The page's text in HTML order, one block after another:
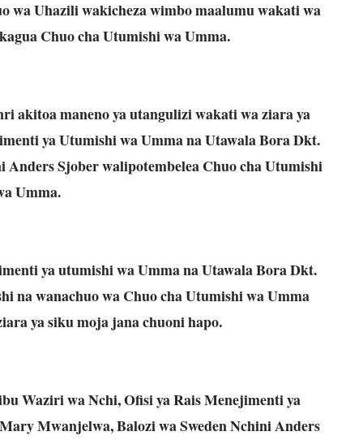
wa Uhazili wakicheza wimbo maalumu wakati wa
Chuo cha Utumishi wa Umma.
akitoa maneno ya utangulizi wakati wa ziara ya
ya Utumishi wa Umma na Utawala Bora Dkt.
Sjober walipotembelea Chuo cha Utumishi
Umma.
ya utumishi wa Umma na Utawala Bora Dkt.
na wanachuo wa Chuo cha Utumishi wa Umma
ya siku moja jana chuoni hapo.
Waziri wa Nchi, Ofisi ya Rais Menejimenti ya
Mwanjelwa, Balozi wa Sweden Nchini Anders